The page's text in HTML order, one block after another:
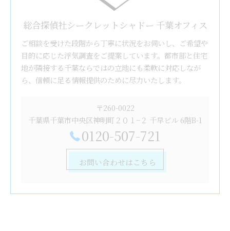
総合探偵社シークレットシャドー 千葉オフィス
ご相談を受けた段階から丁寧に状況をお伺いし、ご希望や
目的に応じた浮気調査をご提案しています。都市部と住宅
地が隣接する千葉ならではの立地にも柔軟に対応しなが
ら、信頼に足る情報提供のために尽力いたします。
〒260-0022
千葉県千葉市中央区神明町２０１−２ 千早ビル 6階B-1
0120-507-721
お問い合わせはこちら